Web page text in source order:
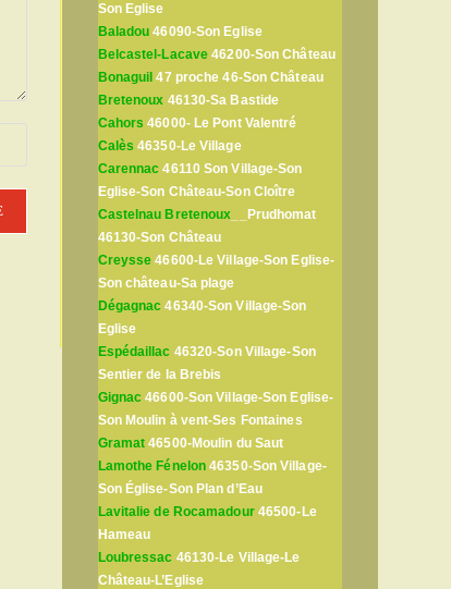
Son Eglise
Baladou 46090-Son Eglise
Belcastel-Lacave 46200-Son Château
Bonaguil 47 proche 46-Son Château
Bretenoux 46130-Sa Bastide
Cahors 46000- Le Pont Valentré
Calès 46350-Le Village
Carennac 46110 Son Village-Son
Eglise-Son Château-Son Cloître
Castelnau Bretenoux __Prudhomat
46130-Son Château
Creysse 46600-Le Village-Son Eglise-
Son château-Sa plage
Dégagnac 46340-Son Village-Son
Eglise
Espédaillac 46320-Son Village-Son
Sentier de la Brebis
Gignac 46600-Son Village-Son Eglise-
Son Moulin à vent-Ses Fontaines
Gramat 46500-Moulin du Saut
Lamothe Fénelon 46350-Son Village-
Son Église-Son Plan d’Eau
Lavitalie de Rocamadour46500-Le
Hameau
Loubressac 46130-Le Village-Le
Château-L’Eglise